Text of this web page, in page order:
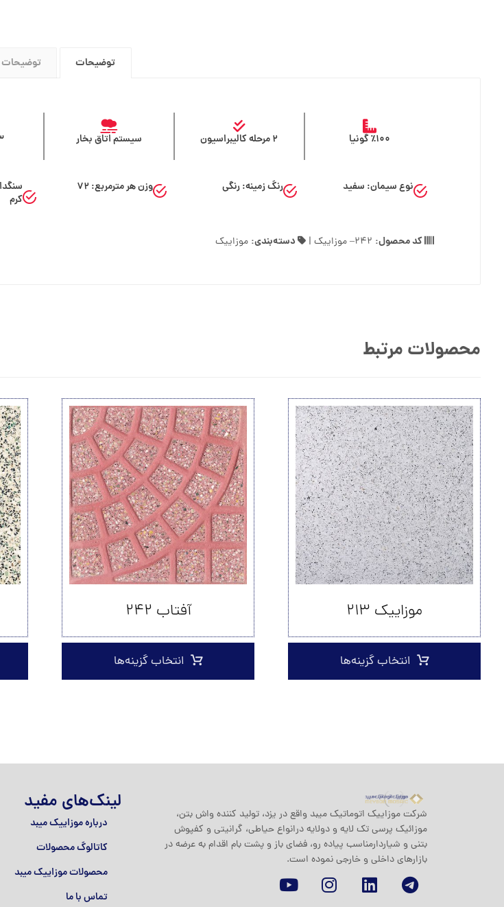
توضیحات توضیحات
٪۱۰۰ گونیا ۲ مرحله کالیبراسیون سیستم اتاق بخار ۳
نوع سیمان: سفید رنگ زمینه: رنگی وزن هر مترمربع: ۷۲
کرم
کد محصول: ۲۴۲– موزاییک | دسته‌بندی: موزاییک
محصولات مرتبط
موزاییک ۲۱۳
انتخاب گزینه‌ها
آفتاب ۲۴۲
انتخاب گزینه‌ها
شرکت موزاييک اتوماتيک ميبد واقع در یزد، تولید کننده واش بتن،
موزائیک پرسی تک لایه و دولایه درانواع حیاطی، گرانیتی و کفپوش
بتنی و شیاردارمناسب پیاده رو، فضای باز و پشت بام اقدام به عرضه در
بازارهای داخلی و خارجی نموده است.
لینک‌های مفید
درباره موزاییک میبد
کاتالوگ محصولات
محصولات موزاییک میبد
تماس با ما